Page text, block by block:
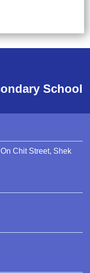
School
Chit Street, Shek